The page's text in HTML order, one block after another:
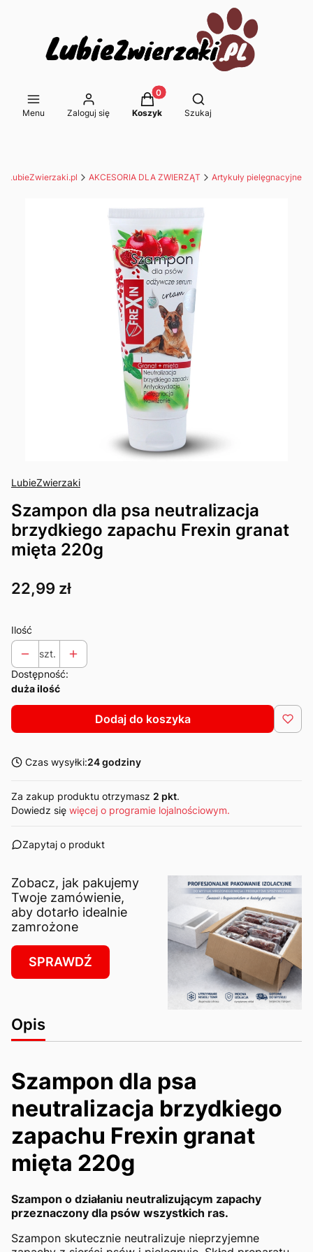
Menu Zaloguj się
Produkty w koszyku: 0. Zobacz
Koszyk
Otwórz wyszukiwarkę
Szukaj
LubieZwierzaki.pl AKCESORIA DLA ZWIERZĄT Artykuły pielęgnacyjne
LubieZwierzaki
Szampon dla psa neutralizacja
brzydkiego zapachu Frexin granat
mięta 220g
Cena
22,99 zł
Ilość
szt.
Dostępność:
duża ilość
Dodaj do koszyka
Czas wysyłki:24 godziny
Za zakup produktu otrzymasz 2 pkt.
Dowiedz się więcej o programie lojalnościowym.
Zapytaj o produkt
Zobacz, jak pakujemy
Twoje zamówienie,
aby dotarło idealnie
zamrożone
SPRAWDŹ
Opis
Szampon dla psa
neutralizacja brzydkiego
zapachu Frexin granat
mięta 220g
Szampon o działaniu neutralizującym zapachy
przeznaczony dla psów wszystkich ras.
Szampon skutecznie neutralizuje nieprzyjemne